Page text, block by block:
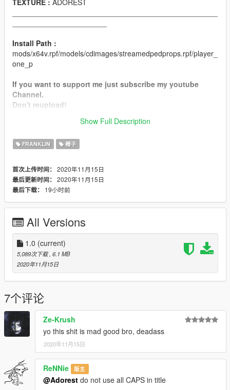
Install Path :
mods/x64v.rpf/models/cdimages/streamedpedprops.rpf/player_
one_p
If you want to support me just subscribe my youtube
Channel.
Don't reupload!
Peachy#7937Show Full Description
FRANKLIN 帽子
首次上传时间： 2020年11月15日
最后更新时间： 2020年11月15日
最后下载：
19小时前
All Versions
1.0 (current)
5,089次下载 , 6.1 MB
2020年11月15日
7个评论
Ze-Krush
yo this shit is mad good bro, deadass
2020年11月15日
ReNNie 版主
@Adorest do not use all CAPS in title